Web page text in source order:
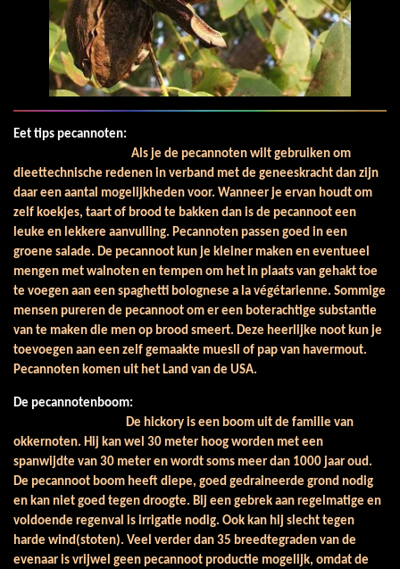
Eet tips pecannoten:
Als je de pecannoten wilt gebruiken om
dieettechnische redenen in verband met de geneeskracht dan zijn
daar een aantal mogelijkheden voor. Wanneer je ervan houdt om
zelf koekjes, taart of brood te bakken dan is de pecannoot een
leuke en lekkere aanvulling. Pecannoten passen goed in een
groene salade. De pecannoot kun je kleiner maken en eventueel
mengen met walnoten en tempen om het in plaats van gehakt toe
te voegen aan een spaghetti bolognese a la végétarienne. Sommige
mensen pureren de pecannoot om er een boterachtige substantie
van te maken die men op brood smeert. Deze heerlijke noot kun je
toevoegen aan een zelf gemaakte muesli of pap van havermout.
Pecannoten komen uit het Land van de USA.
De pecannotenboom:
De hickory is een boom uit de familie van
okkernoten. Hij kan wel 30 meter hoog worden met een
spanwijdte van 30 meter en wordt soms meer dan 1000 jaar oud.
De pecannoot boom heeft diepe, goed gedraineerde grond nodig
en kan niet goed tegen droogte. Bij een gebrek aan regelmatige en
voldoende regenval is irrigatie nodig. Ook kan hij slecht tegen
harde wind(stoten). Veel verder dan 35 breedtegraden van de
evenaar is vrijwel geen pecannoot productie mogelijk, omdat de